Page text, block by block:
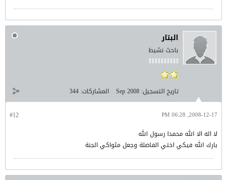
البتار
باحث نشيط
تاريخ التسجيل: Sep 2008 المشاركات: 344
#12 2008-12-17, 06:28 PM
لا اله الا الله محمدا رسول الله
بارك الله فيكي اختي الفاضلة وجعل مثواكي الجنة